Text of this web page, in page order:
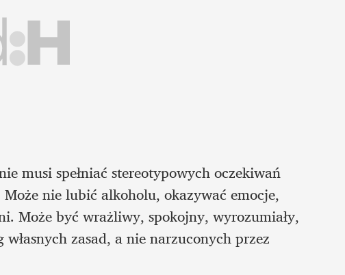
musi spełniać stereotypowych oczekiwań
nie lubić alkoholu, okazywać emocje,
Może być wrażliwy, spokojny, wyrozumiały,
zasad, a nie narzuconych przez